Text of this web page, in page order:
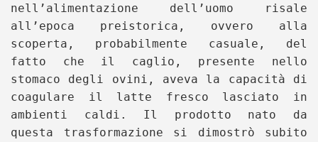
nell’alimentazione dell’uomo risale
all’epoca preistorica, ovvero alla
scoperta, probabilmente casuale, del
fatto che il caglio, presente nello
stomaco degli ovini, aveva la capacità di
coagulare il latte fresco lasciato in
ambienti caldi. Il prodotto nato da
questa trasformazione si dimostrò subito